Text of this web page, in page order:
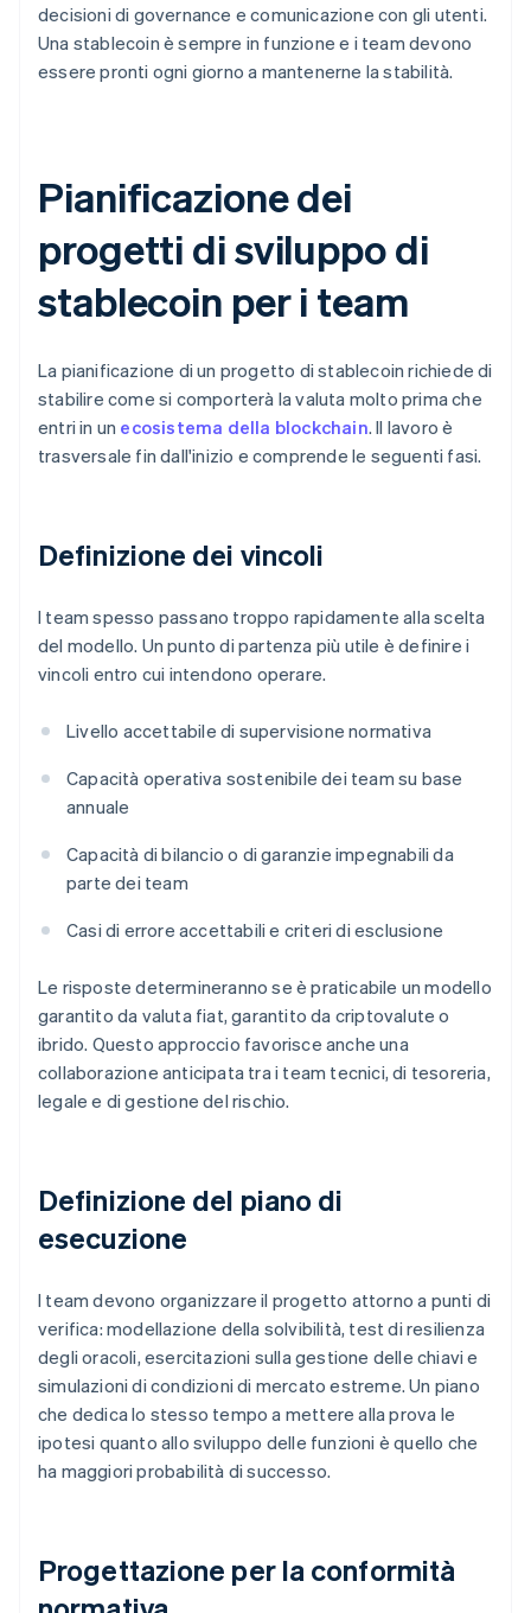
decisioni di governance e comunicazione con gli utenti.
Una stablecoin è sempre in funzione e i team devono
essere pronti ogni giorno a mantenerne la stabilità.
Pianificazione dei
progetti di sviluppo di
stablecoin per i team
La pianificazione di un progetto di stablecoin richiede di
stabilire come si comporterà la valuta molto prima che
entri in un ecosistema della blockchain. Il lavoro è
trasversale fin dall'inizio e comprende le seguenti fasi.
Definizione dei vincoli
I team spesso passano troppo rapidamente alla scelta
del modello. Un punto di partenza più utile è definire i
vincoli entro cui intendono operare.
Livello accettabile di supervisione normativa
Capacità operativa sostenibile dei team su base
annuale
Capacità di bilancio o di garanzie impegnabili da
parte dei team
Casi di errore accettabili e criteri di esclusione
Le risposte determineranno se è praticabile un modello
garantito da valuta fiat, garantito da criptovalute o
ibrido. Questo approccio favorisce anche una
collaborazione anticipata tra i team tecnici, di tesoreria,
legale e di gestione del rischio.
Definizione del piano di
esecuzione
I team devono organizzare il progetto attorno a punti di
verifica: modellazione della solvibilità, test di resilienza
degli oracoli, esercitazioni sulla gestione delle chiavi e
simulazioni di condizioni di mercato estreme. Un piano
che dedica lo stesso tempo a mettere alla prova le
ipotesi quanto allo sviluppo delle funzioni è quello che
ha maggiori probabilità di successo.
Progettazione per la conformità